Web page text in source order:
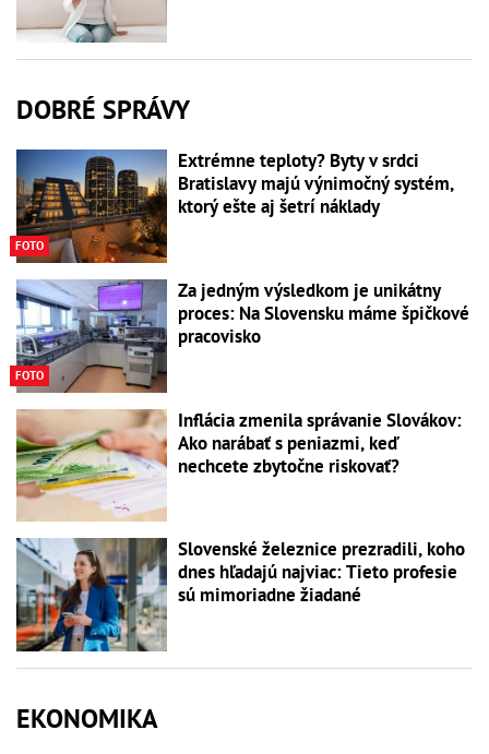
DOBRÉ SPRÁVY
FOTO
Extrémne teploty? Byty v srdci
Bratislavy majú výnimočný systém,
ktorý ešte aj šetrí náklady
FOTO
Za jedným výsledkom je unikátny
proces: Na Slovensku máme špičkové
pracovisko
Inflácia zmenila správanie Slovákov:
Ako narábať s peniazmi, keď
nechcete zbytočne riskovať?
Slovenské železnice prezradili, koho
dnes hľadajú najviac: Tieto profesie
sú mimoriadne žiadané
EKONOMIKA